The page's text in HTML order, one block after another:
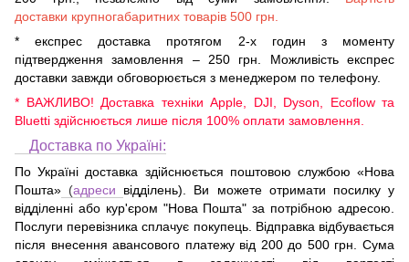
доставки крупногабаритних товарів 500 грн.
* експрес доставка протягом 2-х годин з моменту
підтвердження замовлення – 250 грн. Можливість експрес
доставки завжди обговорюється з менеджером по телефону.
* ВАЖЛИВО! Доставка техніки Apple, DJI, Dyson, Ecoflow та
Bluetti здійснюється лише після 100% оплати замовлення.
Доставка по Україні:
По Україні доставка здійснюється поштовою службою «Нова
Пошта» (адреси
відділень). Ви можете отримати посилку у
відділенні або кур'єром "Нова Пошта" за потрібною адресою.
Послуги перевізника сплачує покупець. Відправка відбувається
після внесення авансового платежу від 200 до 500 грн. Сума